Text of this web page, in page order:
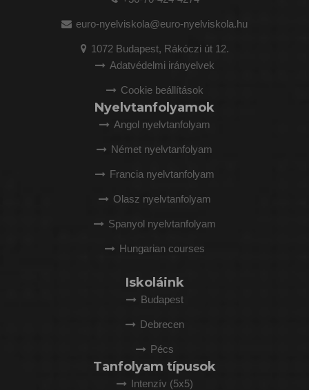
euro-nyelviskola@euro-nyelviskola.hu
1072 Budapest, Rákóczi út 12.
Adatvédelmi irányelvek
Cookie beállítások
Nyelvtanfolyamok
Angol nyelvtanfolyam
Német nyelvtanfolyam
Francia nyelvtanfolyam
Olasz nyelvtanfolyam
Spanyol nyelvtanfolyam
Hungarian courses
Iskoláink
Budapest
Debrecen
Pécs
Tanfolyam típusok
Intenzív (5x5)